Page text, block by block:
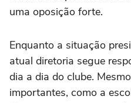
uma oposição forte.
Enquanto a situação
atual diretoria segue
dia a dia do clube.
importantes, como a